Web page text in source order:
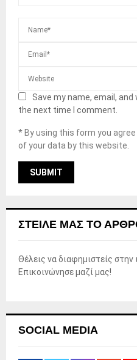
Save my name, email,
the next time I comment.
* By using this form you
of your data by this website.
ΣΤΕΊΛΕ ΜΑΣ ΤΟ
Θέλεις να διαφημιστείς στην
Επικοινώνησε μαζί μας!
SOCIAL MEDIA